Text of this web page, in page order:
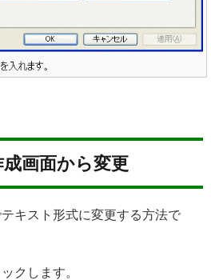
画面から変更
キスト形式に変更する方法で
クします。